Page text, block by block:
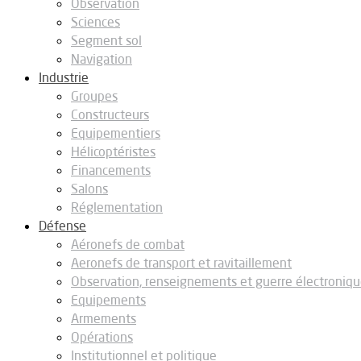
Observation
Sciences
Segment sol
Navigation
Industrie
Groupes
Constructeurs
Equipementiers
Hélicoptéristes
Financements
Salons
Réglementation
Défense
Aéronefs de combat
Aeronefs de transport et ravitaillement
Observation, renseignements et guerre
Equipements
Armements
Opérations
Institutionnel et politique